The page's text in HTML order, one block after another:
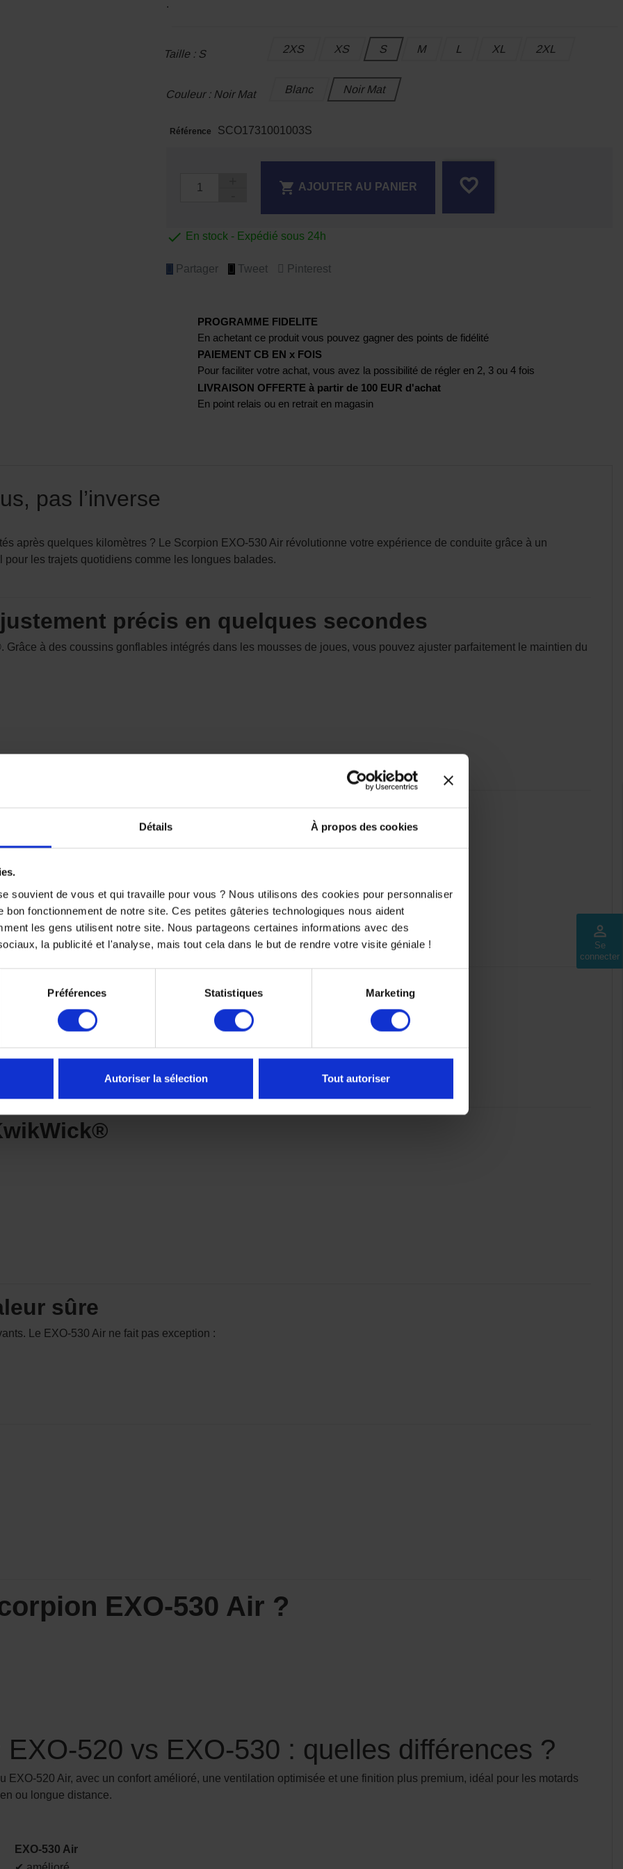
Détails À propos des cookies
souvient de vous et qui travaille pour vous ? Nous utilisons des cookies pour personnaliser
bon fonctionnement de notre site. Ces petites gâteries technologiques nous aident
les gens utilisent notre site. Nous partageons certaines informations avec des
la publicité et l'analyse, mais tout cela dans le but de rendre votre visite géniale !
Préférences Statistiques Marketing
Autoriser la sélection Tout autoriser
perm_identity
Se
connecter
.
Taille : S 2XS XS S M L XL 2XL
Couleur : Noir Mat Blanc Noir Mat
Référence SCO1731001003S
 AJOUTER AU PANIER favorite_border
 En stock - Expédié sous 24h
Partager Tweet Pinterest
PROGRAMME FIDELITE
En achetant ce produit vous pouvez gagner des points de fidélité
PAIEMENT CB EN x FOIS
Pour faciliter votre achat, vous avez la possibilité de régler en 2, 3 ou 4 fois
LIVRAISON OFFERTE à partir de 100 EUR d'achat
En point relais ou en retrait en magasin
pas l’inverse
après quelques kilomètres ? Le Scorpion EXO-530 Air révolutionne votre expérience de conduite grâce à un
les trajets quotidiens comme les longues balades.
précis en quelques secondes
Grâce à des coussins gonflables intégrés dans les mousses de joues, vous pouvez ajuster parfaitement le maintien du
rouler en toute saison
canaux qui permet une circulation d’air efficace.
renforcée
sûre
Le EXO-530 Air ne fait pas exception :
EXO-530 Air ?
520 vs EXO-530 : quelles différences ?
EXO-520 Air, avec un confort amélioré, une ventilation optimisée et une finition plus premium, idéal pour les motards
ou longue distance.
EXO-530 Air